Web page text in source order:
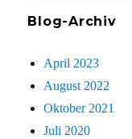
Blog-Archiv
April 2023
August 2022
Oktober 2021
Juli 2020